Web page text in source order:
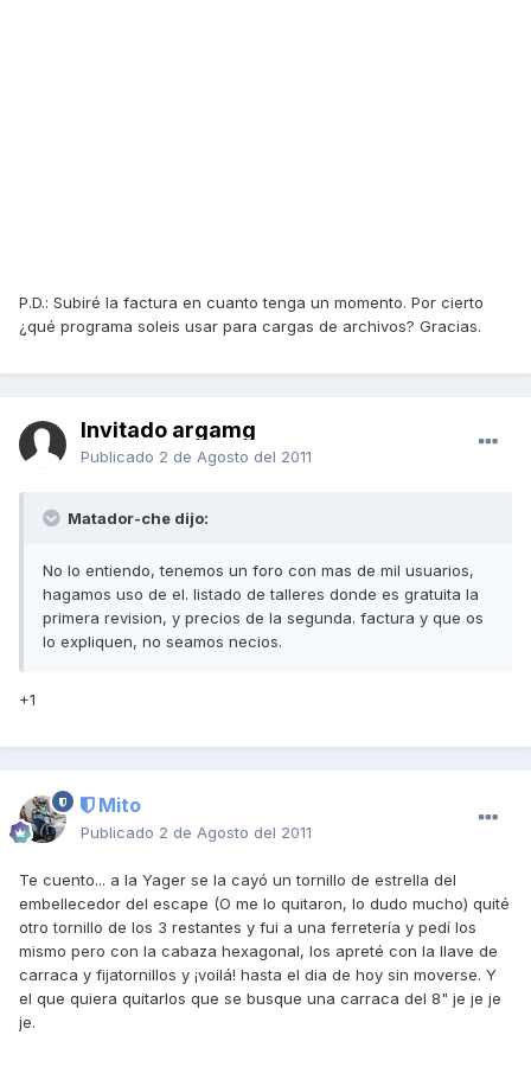
P.D.: Subiré la factura en cuanto tenga un momento. Por cierto
¿qué programa soleis usar para cargas de archivos? Gracias.
Invitado argamg
Publicado 2 de Agosto del 2011
Matador-che dijo:
No lo entiendo, tenemos un foro con mas de mil usuarios,
hagamos uso de el. listado de talleres donde es gratuita la
primera revision, y precios de la segunda. factura y que os
lo expliquen, no seamos necios.
+1
Mito
Publicado 2 de Agosto del 2011
Te cuento... a la Yager se la cayó un tornillo de estrella del
embellecedor del escape (O me lo quitaron, lo dudo mucho) quité
otro tornillo de los 3 restantes y fui a una ferretería y pedí los
mismo pero con la cabaza hexagonal, los apreté con la llave de
carraca y fijatornillos y ¡voilá! hasta el dia de hoy sin moverse. Y
el que quiera quitarlos que se busque una carraca del 8" je je je
je.